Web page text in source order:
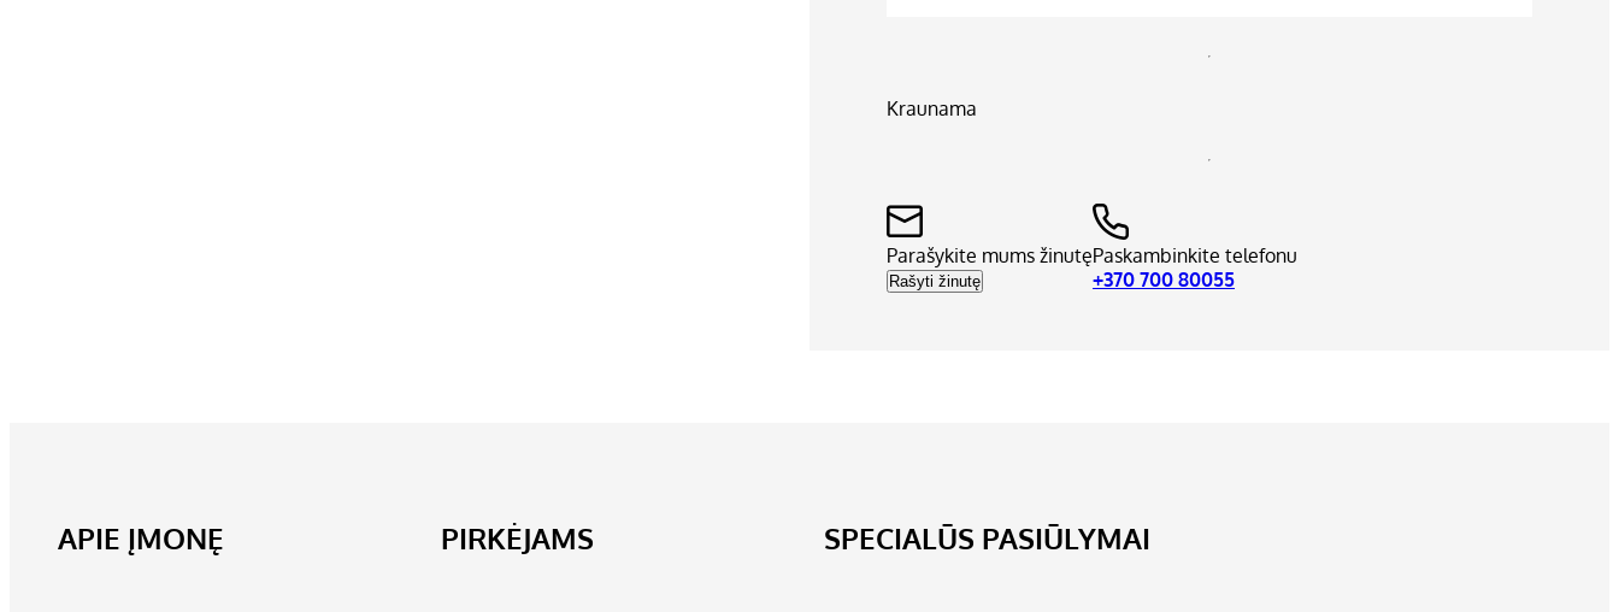
Kraunama
Parašykite mums žinutę
Rašyti žinutę
Paskambinkite telefonu
+370 700 80055
APIE ĮMONĘ PIRKĖJAMS SPECIALŪS PASIŪLYMAI